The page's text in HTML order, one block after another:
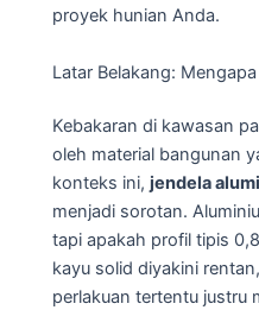
proyek hunian Anda.
Latar Belakang:
Kebakaran di kawasan
oleh material bangunan
konteks ini, jendela
menjadi sorotan.
tapi apakah profil tipis
kayu solid diyakini
perlakuan tertentu justru